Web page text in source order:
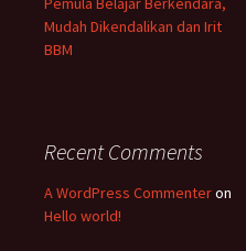
Mudah Dikendalikan dan Irit
BBM
Recent Comments
A WordPress Commenteron
Hello world!